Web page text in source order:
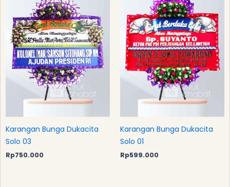
Karangan Bunga Dukacita
Solo 03
Rp750.000
Karangan Bunga Dukacita
Solo 01
Rp599.000